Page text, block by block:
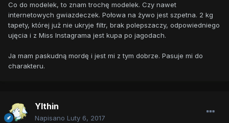
Co do modelek, to znam trochę modelek. Czy nawet
internetowych gwiazdeczek. Połowa na żywo jest szpetna. 2 kg
tapety, której już nie ukryje filtr, brak polepszaczy, odpowiedniego
ujęcia i z Miss Instagrama jest kupa po jagodach.
Ja mam paskudną mordę i jest mi z tym dobrze. Pasuje mi do
charakteru.
Ylthin
Napisano Luty 6, 2017